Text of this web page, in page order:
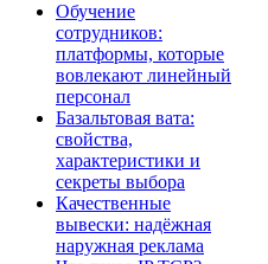
Обучение
сотрудников:
платформы, которые
вовлекают линейный
персонал
Базальтовая вата:
свойства,
характеристики и
секреты выбора
Качественные
вывески: надёжная
наружная реклама